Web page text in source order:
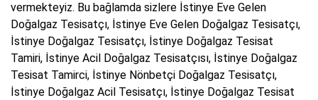
vermekteyiz. Bu bağlamda sizlere İstinye Eve Gelen
Doğalgaz Tesisatçı, İstinye Eve Gelen Doğalgaz Tesisatçı,
İstinye Doğalgaz Tesisatçı, İstinye Doğalgaz Tesisat
Tamiri, İstinye Acil Doğalgaz Tesisatçısı, İstinye Doğalgaz
Tesisat Tamirci, İstinye Nönbetçi Doğalgaz Tesisatçı,
İstinye Doğalgaz Acil Tesisatçı, İstinye Doğalgaz Tesisat